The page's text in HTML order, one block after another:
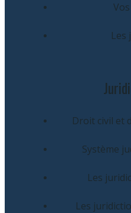
Les
Droit civil et
Système
Les
Les